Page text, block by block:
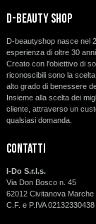
d-beauty shop
D-beautyshop nasce nel
esperienza di oltre 30
Creato con l'obiettivo di
riconoscibili sono la
alto grado di benessere
Insieme alla scelta dei
cliente, attraverso un
qualsiasi domanda.
Contatti
I-Do S.r.l.s.
Via Don Bosco n. 45
62012 Civitanova Marche
C.F. e P.IVA 02132330438